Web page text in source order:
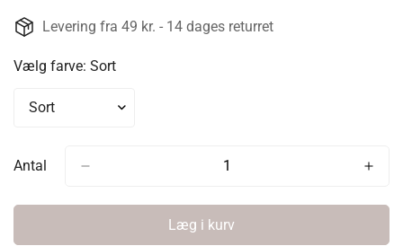
Levering fra 49 kr. - 14 dages returret
Vælg farve: Sort
Antal
Læg i kurv